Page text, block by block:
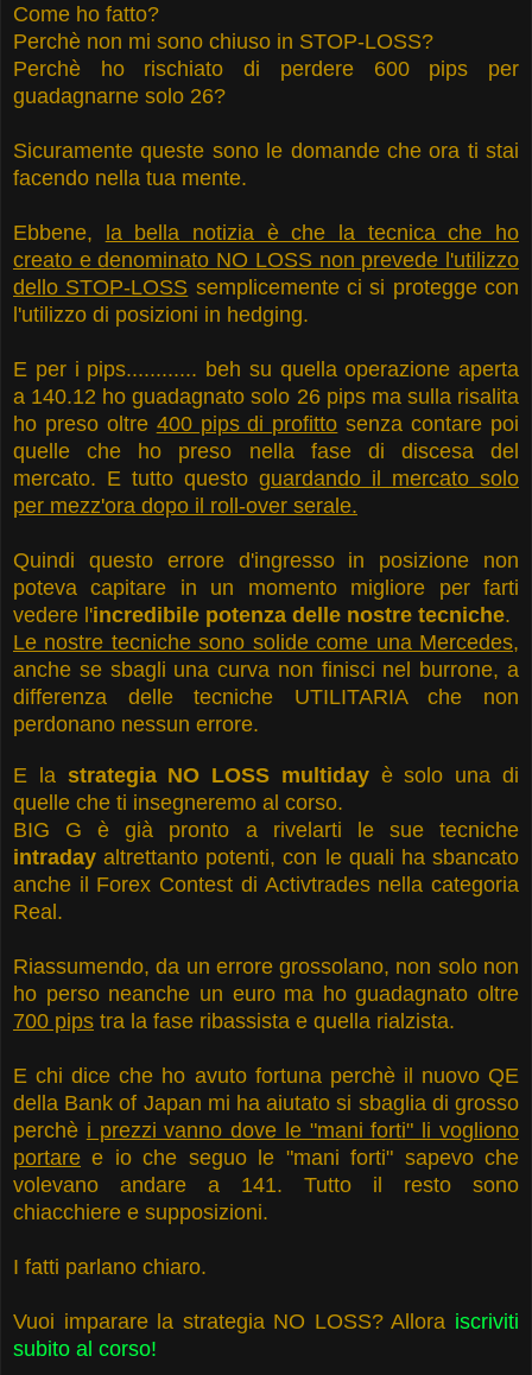
Come ho fatto?
Perchè non mi sono chiuso in STOP-LOSS?
Perchè ho rischiato di perdere 600 pips per
guadagnarne solo 26?
Sicuramente queste sono le domande che ora ti stai
facendo nella tua mente.
Ebbene, la bella notizia è che la tecnica che ho
creato e denominato NO LOSS non prevede l'utilizzo
dello STOP-LOSS semplicemente ci si protegge con
l'utilizzo di posizioni in hedging.
E per i pips............ beh su quella operazione aperta
a 140.12 ho guadagnato solo 26 pips ma sulla risalita
ho preso oltre 400 pips di profitto senza contare poi
quelle che ho preso nella fase di discesa del
mercato. E tutto questo guardando il mercato solo
per mezz'ora dopo il roll-over serale.
Quindi questo errore d'ingresso in posizione non
poteva capitare in un momento migliore per farti
vedere l'incredibile potenza delle nostre tecniche.
Le nostre tecniche sono solide come una Mercedes,
anche se sbagli una curva non finisci nel burrone, a
differenza delle tecniche UTILITARIA che non
perdonano nessun errore.
E la strategia NO LOSS multidayè solo una di
quelle che ti insegneremo al corso.
BIG G è già pronto a rivelarti le sue tecniche
intraday altrettanto potenti, con le quali ha sbancato
anche il Forex Contest di Activtrades nella categoria
Real.
Riassumendo, da un errore grossolano, non solo non
ho perso neanche un euro ma ho guadagnato oltre
700 pips tra la fase ribassista e quella rialzista.
E chi dice che ho avuto fortuna perchè il nuovo QE
della Bank of Japan mi ha aiutato si sbaglia di grosso
perchè i prezzi vanno dove le "mani forti" li vogliono
portare e io che seguo le "mani forti" sapevo che
volevano andare a 141. Tutto il resto sono
chiacchiere e supposizioni.
I fatti parlano chiaro.
Vuoi imparare la strategia NO LOSS? Allora iscriviti
subito al corso!